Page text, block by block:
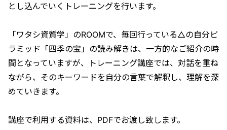
とし込んでいくトレーニングを行います。
「ワタシ資質学」のROOMで、毎回行っている△の自分ピ
ラミッド「四季の宝」の読み解きは、一方的なご紹介の時
間となっていますが、トレーニング講座では、対話を重ね
ながら、そのキーワードを自分の言葉で解釈し、理解を深
めていきます。
講座で利用する資料は、PDFでお渡し致します。